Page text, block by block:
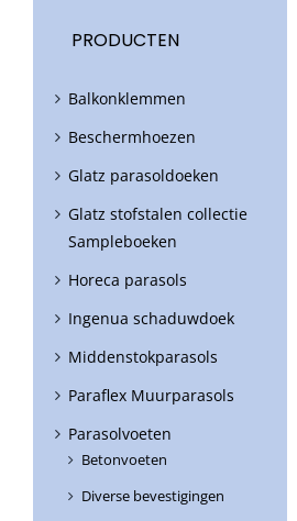
PRODUCTEN
Balkonklemmen
Beschermhoezen
Glatz parasoldoeken
Glatz stofstalen collectie
Sampleboeken
Horeca parasols
Ingenua schaduwdoek
Middenstokparasols
Paraflex Muurparasols
Parasolvoeten
Betonvoeten
Diverse bevestigingen